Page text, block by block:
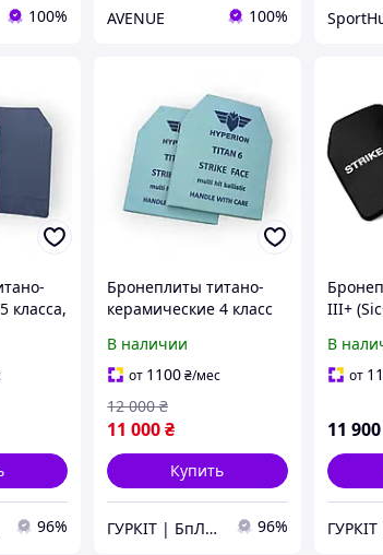
100% AVENUE 100%
класса,
96%
Бронеплиты титано-
керамические 4 класс
(комплект 2 шт, 2,2 кг)
В наличии
от 1100₴/мес
11 000₴
12 000 ₴
Купить
ГУРКІТ | БпЛА, катапульти в Україні 96%
III+
В
от
11 900